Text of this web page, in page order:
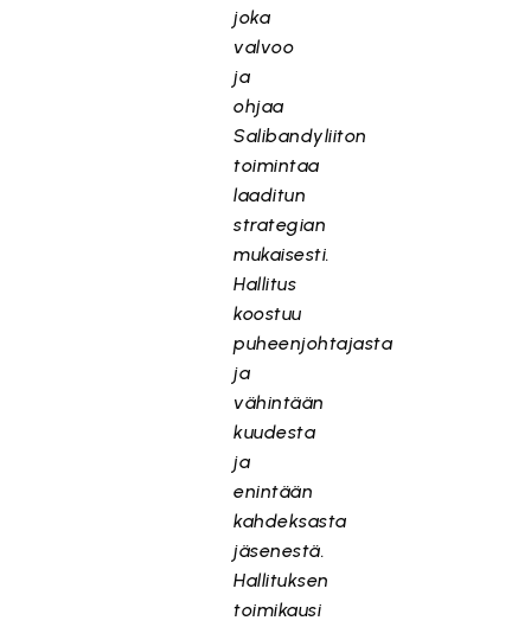
joka
valvoo
ja
ohjaa
Salibandyliiton
toimintaa
laaditun
strategian
mukaisesti.
Hallitus
koostuu
puheenjohtajasta
ja
vähintään
kuudesta
ja
enintään
kahdeksasta
jäsenestä.
Hallituksen
toimikausi